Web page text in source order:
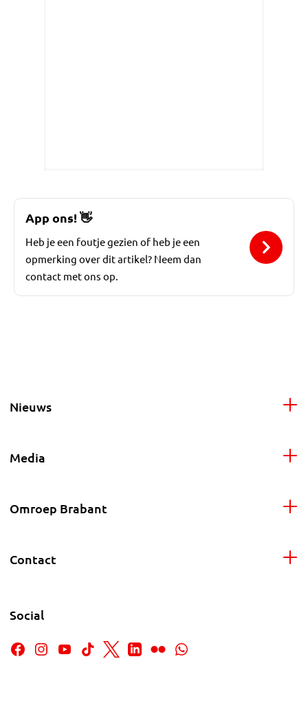
App ons!👋
Heb je een foutje gezien of heb je een
opmerking over dit artikel? Neem dan
contact met ons op.
Nieuws
Media
Omroep Brabant
Contact
Social